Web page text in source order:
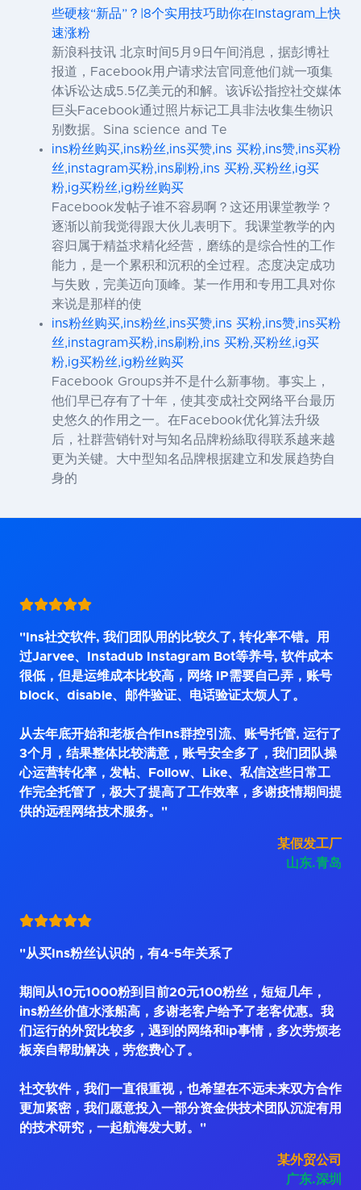
些硬核“新品”？|8个实用技巧助你在Instagram上快
速涨粉
新浪科技讯 北京时间5月9日午间消息，据彭博社
报道，Facebook用户请求法官同意他们就一项集
体诉讼达成5.5亿美元的和解。该诉讼指控社交媒体
巨头Facebook通过照片标记工具非法收集生物识
别数据。Sina science and Te
ins粉丝购买,ins粉丝,ins买赞,ins 买粉,ins赞,ins买粉
丝,instagram买粉,ins刷粉,ins 买粉,买粉丝,ig买
粉,ig买粉丝,ig粉丝购买
Facebook发帖子谁不容易啊？这还用课堂教学？
逐渐以前我觉得跟大伙儿表明下。我课堂教学的內
容归属于精益求精化经营，磨练的是综合性的工作
能力，是一个累积和沉积的全过程。态度决定成功
与失败，完美迈向顶峰。某一作用和专用工具对你
来说是那样的使
ins粉丝购买,ins粉丝,ins买赞,ins 买粉,ins赞,ins买粉
丝,instagram买粉,ins刷粉,ins 买粉,买粉丝,ig买
粉,ig买粉丝,ig粉丝购买
Facebook Groups并不是什么新事物。事实上，
他们早已存有了十年，使其变成社交网络平台最历
史悠久的作用之一。在Facebook优化算法升级
后，社群营销针对与知名品牌粉絲取得联系越来越
更为关键。大中型知名品牌根据建立和发展趋势自
身的
"Ins社交软件, 我们团队用的比较久了, 转化率不错。用
过Jarvee、Instadub Instagram Bot等养号, 软件成本
很低，但是运维成本比较高，网络 IP需要自己弄，账号
block、disable、邮件验证、电话验证太烦人了。
从去年底开始和老板合作Ins群控引流、账号托管, 运行了
3个月，结果整体比较满意，账号安全多了，我们团队操
心运营转化率，发帖、Follow、Like、私信这些日常工
作完全托管了，极大了提高了工作效率，多谢疫情期间提
供的远程网络技术服务。"
某假发工厂
山东.青岛
"从买Ins粉丝认识的，有4~5年关系了
期间从10元1000粉到目前20元100粉丝，短短几年，
ins粉丝价值水涨船高，多谢老客户给予了老客优惠。我
们运行的外贸比较多，遇到的网络和ip事情，多次劳烦老
板亲自帮助解决，劳您费心了。
社交软件，我们一直很重视，也希望在不远未来双方合作
更加紧密，我们愿意投入一部分资金供技术团队沉淀有用
的技术研究，一起航海发大财。"
某外贸公司
广东.深圳